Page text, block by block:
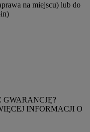
na miejscu) lub do
GWARANCJĘ?
INFORMACJI O